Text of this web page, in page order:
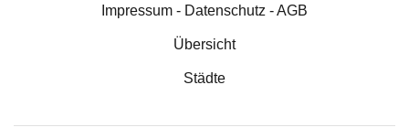
Impressum - Datenschutz - AGB
Übersicht
Städte